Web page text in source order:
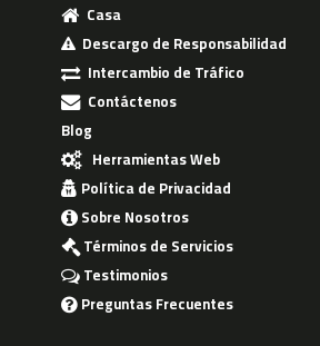
Casa
Descargo de Responsabilidad
Intercambio de Tráfico
Contáctenos
Blog
Herramientas Web
Política de Privacidad
Sobre Nosotros
Términos de Servicios
Testimonios
Preguntas Frecuentes